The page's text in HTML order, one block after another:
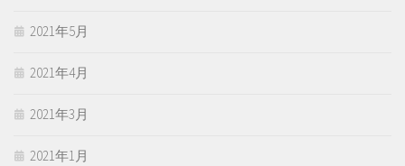
2021年5月
2021年4月
2021年3月
2021年1月